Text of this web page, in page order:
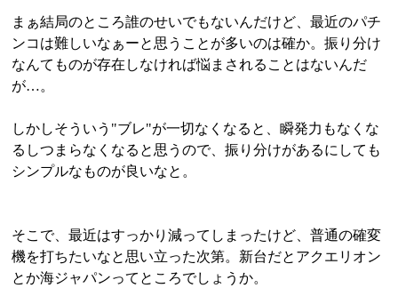
まぁ結局のところ誰のせいでもないんだけど、最近のパチ
ンコは難しいなぁーと思うことが多いのは確か。振り分け
なんてものが存在しなければ悩まされることはないんだ
が…。
しかしそういう"ブレ"が一切なくなると、瞬発力もなくな
るしつまらなくなると思うので、振り分けがあるにしても
シンプルなものが良いなと。
そこで、最近はすっかり減ってしまったけど、普通の確変
機を打ちたいなと思い立った次第。新台だとアクエリオン
とか海ジャパンってところでしょうか。